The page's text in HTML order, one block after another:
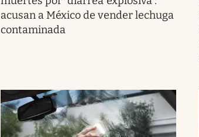
acusan a México de vender lechuga
contaminada